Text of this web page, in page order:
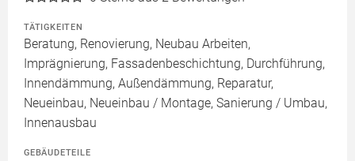
TÄTIGKEITEN
Beratung, Renovierung, Neubau Arbeiten,
Imprägnierung, Fassadenbeschichtung, Durchführung,
Innendämmung, Außendämmung, Reparatur,
Neueinbau, Neueinbau / Montage, Sanierung / Umbau,
Innenausbau
GEBÄUDETEILE